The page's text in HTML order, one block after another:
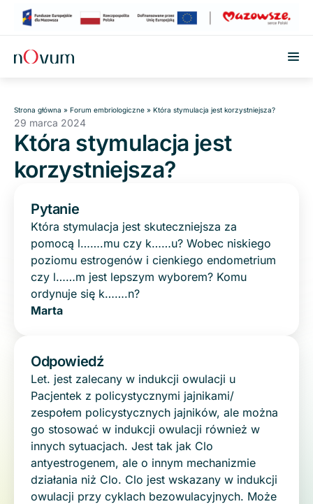
Strona główna » Forum embriologiczne » Która stymulacja jest korzystniejsza?
29 marca 2024
Która stymulacja jest
korzystniejsza?
Pytanie
Która stymulacja jest skuteczniejsza za
pomocą l…….mu czy k……u? Wobec niskiego
poziomu estrogenów i cienkiego endometrium
czy l……m jest lepszym wyborem? Komu
ordynuje się k…….n?
Marta
Odpowiedź
Let. jest zalecany w indukcji owulacji u
Pacjentek z policystycznymi jajnikami/
zespołem policystycznych jajników, ale można
go stosować w indukcji owulacji również w
innych sytuacjach. Jest tak jak Clo
antyestrogenem, ale o innym mechanizmie
działania niż Clo. Clo jest wskazany w indukcji
owulacji przy cyklach bezowulacyjnych. Może